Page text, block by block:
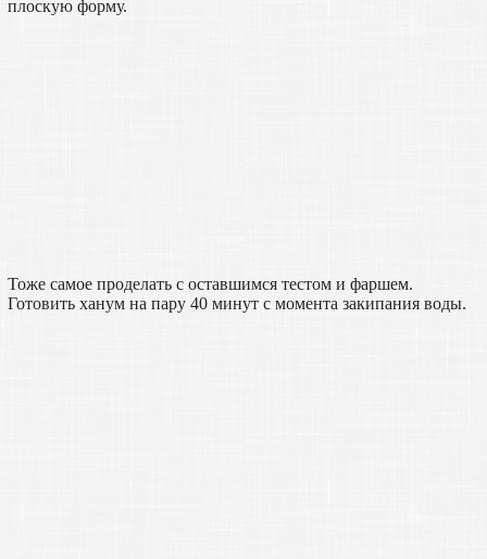
плоскую форму.
Тоже самое проделать с оставшимся тестом и фаршем.
Готовить ханум на пару 40 минут с момента закипания воды.